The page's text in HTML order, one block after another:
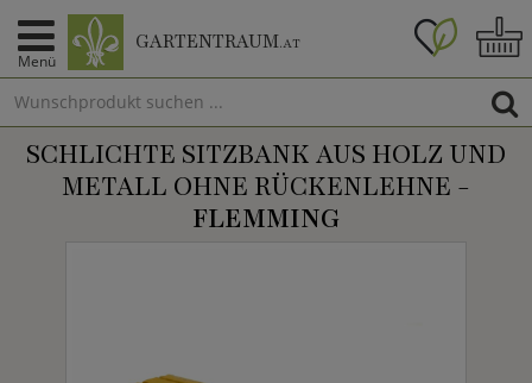
Menü
GARTENTRAUM.AT
SCHLICHTE SITZBANK AUS HOLZ UND
METALL OHNE RÜCKENLEHNE -
FLEMMING